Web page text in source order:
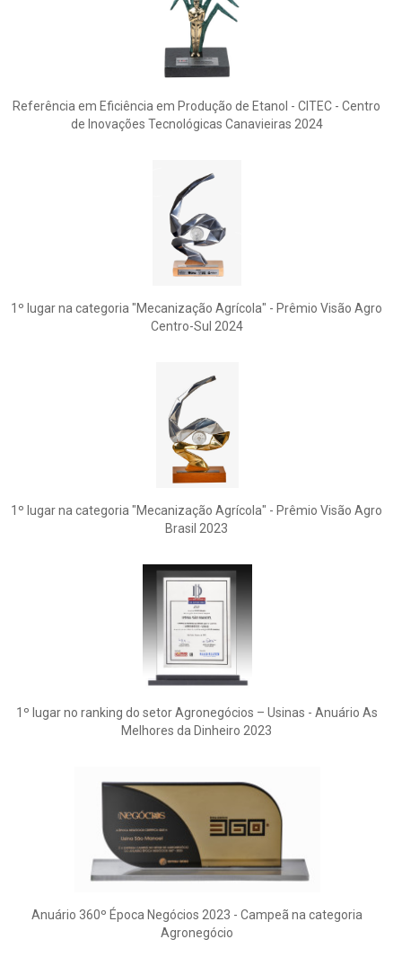
Referência em Eficiência em Produção de Etanol - CITEC - Centro
de Inovações Tecnológicas Canavieiras 2024
1º lugar na categoria "Mecanização Agrícola" - Prêmio Visão Agro
Centro-Sul 2024
1º lugar na categoria "Mecanização Agrícola" - Prêmio Visão Agro
Brasil 2023
1º lugar no ranking do setor Agronegócios – Usinas - Anuário As
Melhores da Dinheiro 2023
Anuário 360º Época Negócios 2023 - Campeã na categoria
Agronegócio